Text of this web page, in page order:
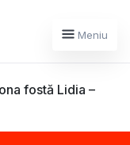
Meniu
fostă Lidia –